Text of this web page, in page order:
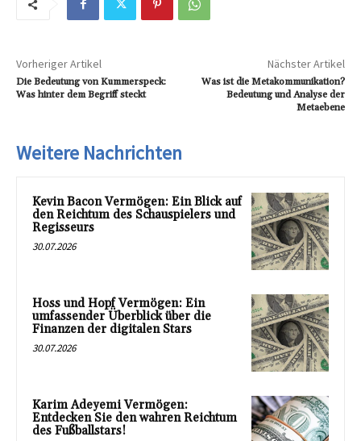
Vorheriger Artikel
Die Bedeutung von Kummerspeck:
Was hinter dem Begriff steckt
Nächster Artikel
Was ist die Metakommunikation?
Bedeutung und Analyse der
Metaebene
Weitere Nachrichten
Kevin Bacon Vermögen: Ein Blick auf
den Reichtum des Schauspielers und
Regisseurs
30.07.2026
Hoss und Hopf Vermögen: Ein
umfassender Überblick über die
Finanzen der digitalen Stars
30.07.2026
Karim Adeyemi Vermögen:
Entdecken Sie den wahren Reichtum
des Fußballstars!